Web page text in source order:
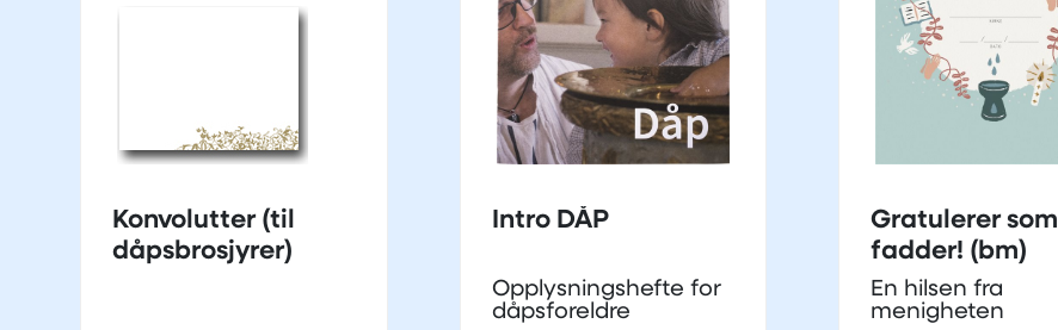
Konvolutter (til
dåpsbrosjyrer)
Intro DÅP
Opplysningshefte for
dåpsforeldre
Gratulerer som
fadder! (bm)
En hilsen fra
menigheten